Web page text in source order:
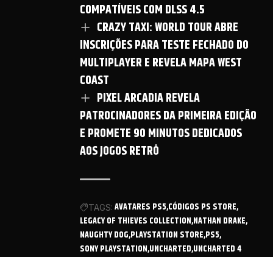
COMPATÍVEIS COM DLSS 4.5
CRAZY TAXI: WORLD TOUR ABRE
INSCRIÇÕES PARA TESTE FECHADO DO
MULTIPLAYER E REVELA MAPA WEST
COAST
PIXEL ARCADIA REVELA
PATROCINADORES DA PRIMEIRA EDIÇÃO
E PROMETE 90 MINUTOS DEDICADOS
AOS JOGOS RETRÔ
TAGS: AVATARES PS5 CÓDIGOS PS STORE
LEGACY OF THIEVES COLLECTION NATHAN DRAKE
NAUGHTY DOG PLAYSTATION STORE PS5
SONY PLAYSTATION UNCHARTED UNCHARTED 4